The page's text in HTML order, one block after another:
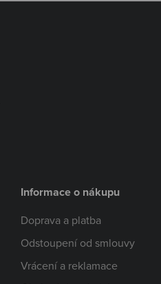
Informace o nákupu
Doprava a platba
Odstoupení od smlouvy
Vrácení a reklamace